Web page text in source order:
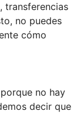
transferencias
no puedes
cómo
no hay
decir que